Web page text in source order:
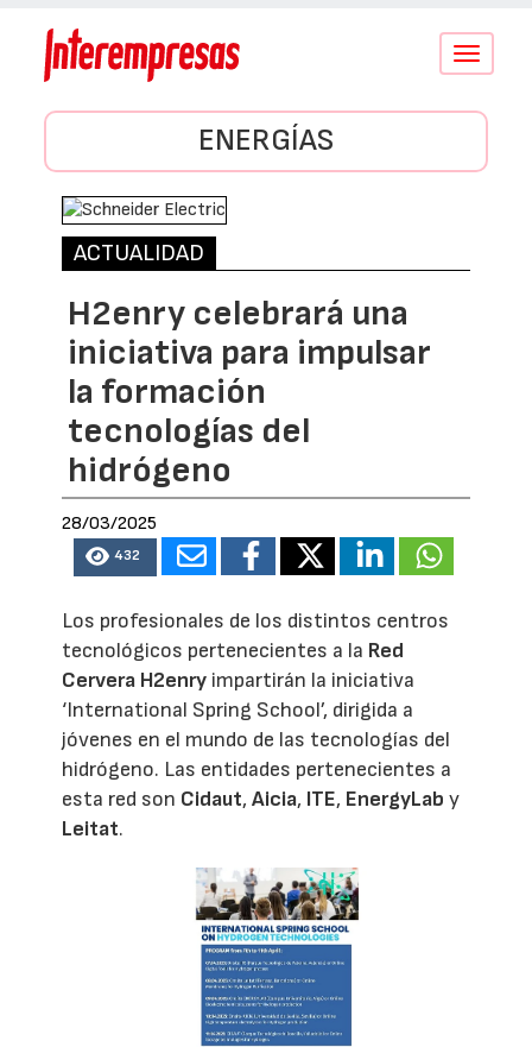
Conmutar
ENERGÍAS
ACTUALIDAD
H2enry celebrará una
iniciativa para impulsar
la formación
tecnologías del
hidrógeno
28/03/2025
432
Los profesionales de los distintos centros
tecnológicos pertenecientes a la Red
Cervera H2enry impartirán la iniciativa
‘International Spring School’, dirigida a
jóvenes en el mundo de las tecnologías del
hidrógeno. Las entidades pertenecientes a
esta red son Cidaut,Aicia, ITE, EnergyLab y
Leitat.